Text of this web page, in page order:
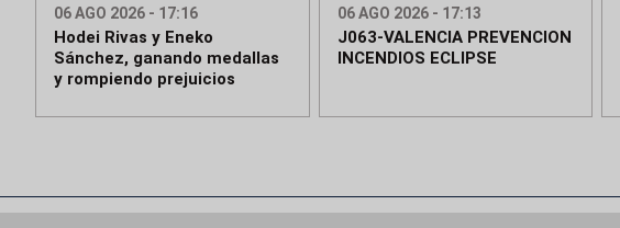
06 AGO 2026 - 17:16
Hodei Rivas y Eneko
Sánchez, ganando medallas
y rompiendo prejuicios
06 AGO 2026 - 17:13
J063-VALENCIA PREVENCION
INCENDIOS ECLIPSE